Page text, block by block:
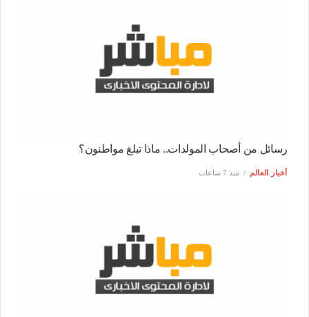
رسائل من أصحاب المولدات.. ماذا تبلغ مواطنون؟
أخبار العالم منذ 7 ساعات